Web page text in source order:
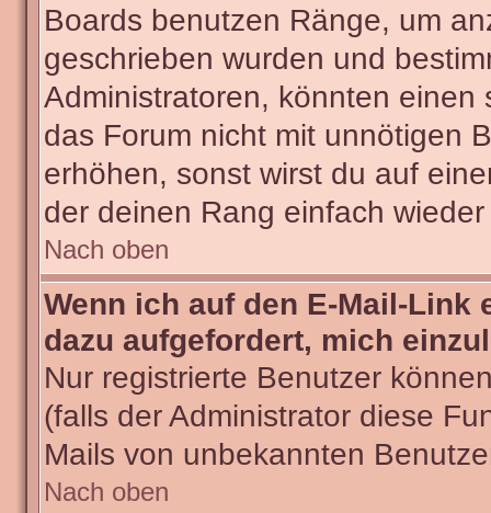
Boards benutzen Ränge, um
geschrieben wurden und
Administratoren, könnten
das Forum nicht mit unnötigen
erhöhen, sonst wirst du auf
der deinen Rang einfach
Nach oben
Wenn ich auf den E-Mail-
dazu aufgefordert, mich
Nur registrierte Benutzer
(falls der Administrator diese
Mails von unbekannten
Nach oben